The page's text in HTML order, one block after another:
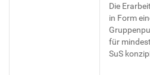
Die
in Form
für
SuS